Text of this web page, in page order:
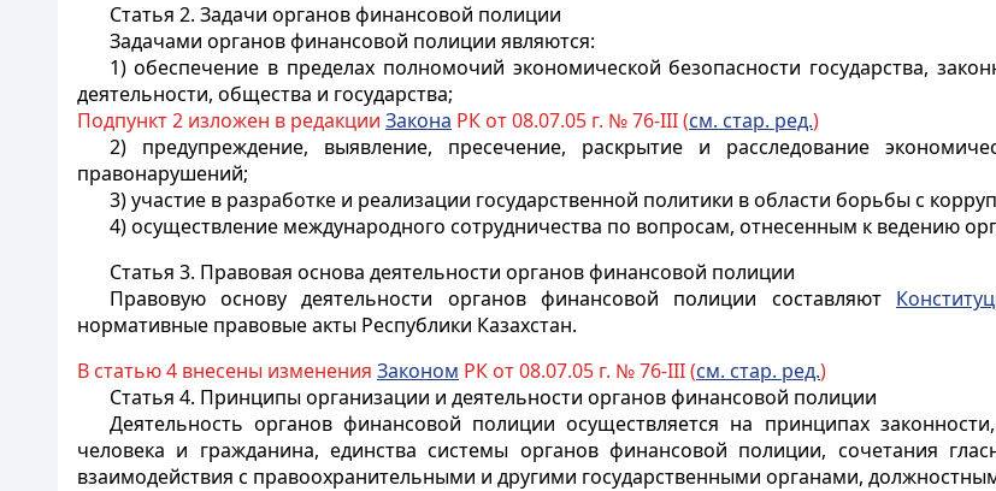
Статья 2. Задачи органов финансовой полиции
Задачами органов финансовой полиции являются:
1) обеспечение в пределах полномочий экономической безопасности государства,
деятельности, общества и государства;
Подпункт 2 изложен в редакции Закона РК от 08.07.05 г. № 76-III (см. стар. ред.)
2) предупреждение, выявление, пресечение, раскрытие и расследование
правонарушений;
3) участие в разработке и реализации государственной политики в области борьбы с
4) осуществление международного сотрудничества по вопросам, отнесенным к ведению
Статья 3. Правовая основа деятельности органов финансовой полиции
Правовую основу деятельности органов финансовой полиции составляют
нормативные правовые акты Республики Казахстан.
В статью 4 внесены изменения Законом РК от 08.07.05 г. № 76-III (см. стар. ред.)
Статья 4. Принципы организации и деятельности органов финансовой полиции
Деятельность органов финансовой полиции осуществляется на принципах
человека и гражданина, единства системы органовфинансовой полиции, сочетания
взаимодействия с правоохранительными и другими государственными органами,